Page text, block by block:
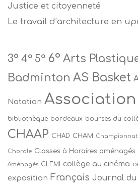
Justice et citoyenneté
Le travail d’architecture en
3° 4° 5° 6° Arts
Badminton AS Basket
Natation
bibliothèque bordeaux bourses du
CHAAP CHAD CHAM Championnat
Chorale Classes à Horaires aménagés
Aménagés CLEMI collège au cinéma
exposition Français Journal du